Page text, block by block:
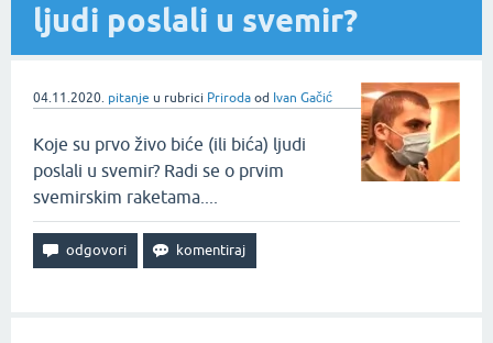
ljudi poslali u svemir?
04.11.2020. pitanje u rubrici Priroda od Ivan Gačić
Koje su prvo živo biće (ili bića) ljudi
poslali u svemir? Radi se o prvim
svemirskim raketama....